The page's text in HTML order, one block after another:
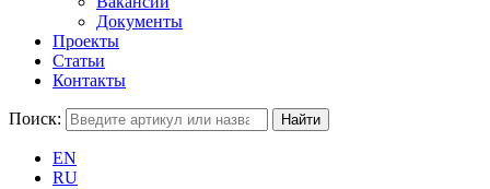
Документы
Проекты
Статьи
Контакты
Поиск:
EN
RU